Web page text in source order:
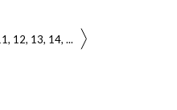
12 13 14 ...